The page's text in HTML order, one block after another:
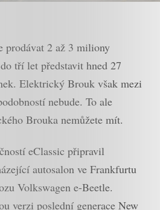
prodávat 2 až 3 miliony
tří let představit hned 27
Elektrický Brouk však mezi
nebude. To ale
Brouka nemůžete mít.
eClassic připravil
autosalon ve Frankfurtu
Volkswagen e-Beetle.
verzi poslední generace New